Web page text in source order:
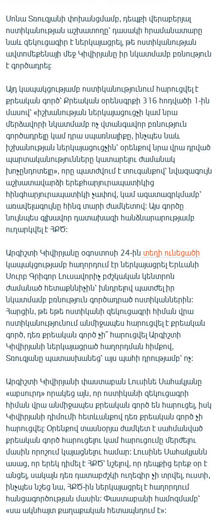
Սոնա Տռուզյանի փոխանցմամբ, դեպքի վերաբերյալ
ոստիկանության աշխատողը՝ դասակի հրամանատարը
նաև զեկուցագիր է ներկայացրել, թե ոստիկանության
ավտոմեքենայի մեջ Կիվիրյանը իր նկատմամբ բռնություն
է գործադրել:
Այդ կապակցությամբ ոստիկանությունում հարուցվել է
քրեական գործ՝ Քրեական օրենսգրքի 316 հոդվածի 1-ին
մասով՝ «իշխանության ներկայացուցչի կամ նրա
մերձավորի նկատմամբ ոչ վտանգավոր բռնություն
գործադրելը կամ դրա սպառնալիքը, ինչպես նաև
իշխանության ներկայացուցչին՝ օրենքով նրա վրա դրված
պարտականությունները կատարելու ժամանակ
խոչընդոտելը», որը պատժվում է տուգանքով՝ նվազագույն
աշխատավարձի երեքհարյուրապատիկից
հինգհարյուրապատիկի չափով, կամ ազատազրկմամբ՝
առավելագույնը հինգ տարի ժամկետով: Այս գործը
նույնպես գլխավոր դատախազի հանձնարարությամբ
ուղարկվել է ՀՔԾ:
Արգիշտի Կիվիրյանը օգոստոսի 24-ին տեղի ունեցածի
կապակցությամբ հաղորդում էր ներկայացրել Երևանի
Սուրբ Գրիգոր Լուսավորիչ բժշկական կենտրոն
ժամանած հետաքննիչին՝ խնդրելով պատժել իր
նկատմամբ բռնություն գործադրած ոստիկաններին:
Հարցին, թե եթե ոստիկանի զեկուցագրի հիման վրա
ոստիկանությունում անմիջապես հարուցվել է քրեական
գործ, դեռ քրեական գործ չի՞ հարուցվել Արգիշտի
Կիվիրյանի ներկայացրած հաղորդման հիմքով,
Տռուզյանը պատասխանեց՝ այս պահի դրությամբ՝ ոչ:
Արգիշտի Կիվիրյանի փաստաբան Լուսինե Սահակյանը
«աբսուրդ» որակեց այն, որ ոստիկանի զեկուցագրի
հիման վրա անմիջապես քրեական գործ են հարուցել, իսկ
Կիվիրյանի դիմումի հետևանքով դեռ քրեական գործ չի
հարուցվել: Օրենքով տասնօրյա ժամկետ է սահմանված
քրեական գործ հարուցելու կամ հարուցումը մերժելու
մասին որոշում կայացնելու համար: Լուսինե Սահակյանն
ասաց, որ երեկ դիմել է ՀՔԾ՝ նշելով, որ դեպքից երեք օր է
անցել, սակայն դեռ դատաբժշկի ուղեգիր չի տրվել, ուստի,
ինչպես նշեց նա, ՀՔԾ-ին ներկայացրել է հաղորդում
հանցագործության մասին: Փաստաբանի համոզմամբ՝
«սա ակնհայտ քաղաքական հետապնդում է»: